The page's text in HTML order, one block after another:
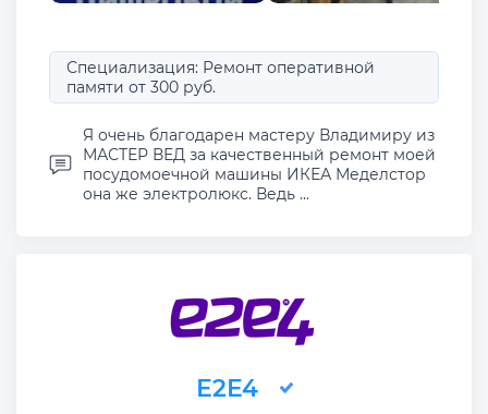
Специализация: Ремонт оперативной
памяти от 300 руб.
Я очень благодарен мастеру Владимиру из
МАСТЕР ВЕД за качественный ремонт моей
посудомоечной машины ИКЕА Меделстор
она же электролюкс. Ведь ...
Е2Е4